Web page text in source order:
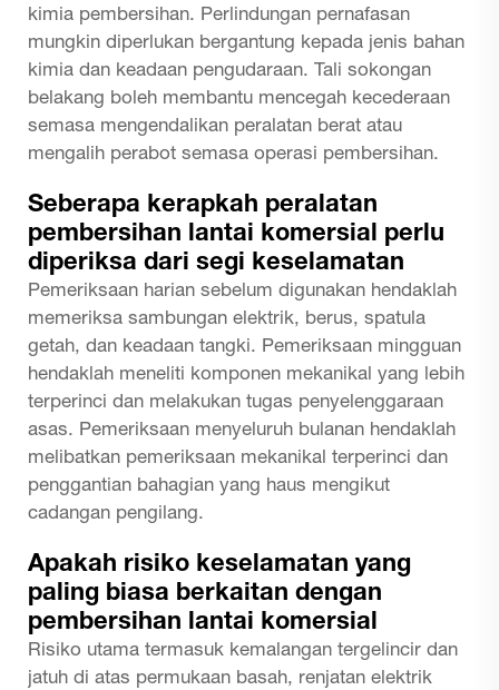
kimia pembersihan. Perlindungan pernafasan
mungkin diperlukan bergantung kepada jenis bahan
kimia dan keadaan pengudaraan. Tali sokongan
belakang boleh membantu mencegah kecederaan
semasa mengendalikan peralatan berat atau
mengalih perabot semasa operasi pembersihan.
Seberapa kerapkah peralatan
pembersihan lantai komersial perlu
diperiksa dari segi keselamatan
Pemeriksaan harian sebelum digunakan hendaklah
memeriksa sambungan elektrik, berus, spatula
getah, dan keadaan tangki. Pemeriksaan mingguan
hendaklah meneliti komponen mekanikal yang lebih
terperinci dan melakukan tugas penyelenggaraan
asas. Pemeriksaan menyeluruh bulanan hendaklah
melibatkan pemeriksaan mekanikal terperinci dan
penggantian bahagian yang haus mengikut
cadangan pengilang.
Apakah risiko keselamatan yang
paling biasa berkaitan dengan
pembersihan lantai komersial
Risiko utama termasuk kemalangan tergelincir dan
jatuh di atas permukaan basah, renjatan elektrik